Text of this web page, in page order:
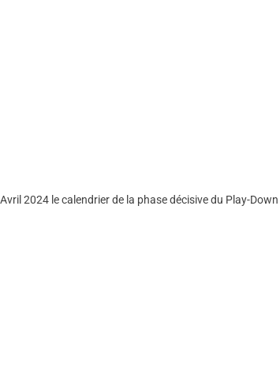
2024 le calendrier de la phase décisive du Play-